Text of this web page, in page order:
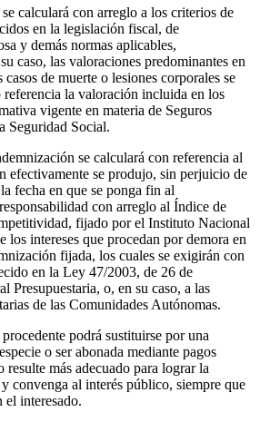
calculará con arreglo a los criterios de
en la legislación fiscal, de
y demás normas aplicables,
caso, las valoraciones predominantes en
de muerte o lesiones corporales se
referencia la valoración incluida en los
vigente en materia de Seguros
Seguridad Social.
se calculará con referencia al
efectivamente se produjo, sin perjuicio de
fecha en que se ponga fin al
con arreglo al Índice de
fijado por el Instituto Nacional
los intereses que procedan por demora en
fijada, los cuales se exigirán con
en la Ley 47/2003, de 26 de
Presupuestaria, o, en su caso, a las
de las Comunidades Autónomas.
podrá sustituirse por una
o ser abonada mediante pagos
resulte más adecuado para lograr la
convenga al interés público, siempre que
el interesado.